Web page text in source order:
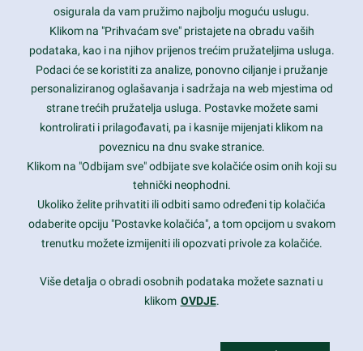
Latest trends and much more...
Contact Info
1600 Amphitheatre Parkway, Mountain View, CA 94043
prothemes.net@gmail.com
Daily: 9:00 am - 6:00 pm
Sunday: Closed
Copyright 2017FRESHFACE© All Rights Reserved
osigurala da vam pružimo najbolju moguću uslugu.
Klikom na "Prihvaćam sve" pristajete na obradu vaših
podataka, kao i na njihov prijenos trećim pružateljima usluga.
Podaci će se koristiti za analize, ponovno ciljanje i pružanje
personaliziranog oglašavanja i sadržaja na web mjestima od
strane trećih pružatelja usluga. Postavke možete sami
kontrolirati i prilagođavati, pa i kasnije mijenjati klikom na
poveznicu na dnu svake stranice.
Klikom na "Odbijam sve" odbijate sve kolačiće osim onih koji su
tehnički neophodni.
Ukoliko želite prihvatiti ili odbiti samo određeni tip kolačića
odaberite opciju "Postavke kolačića", a tom opcijom u svakom
trenutku možete izmijeniti ili opozvati privole za kolačiće.
Više detalja o obradi osobnih podataka možete saznati u
klikom OVDJE.